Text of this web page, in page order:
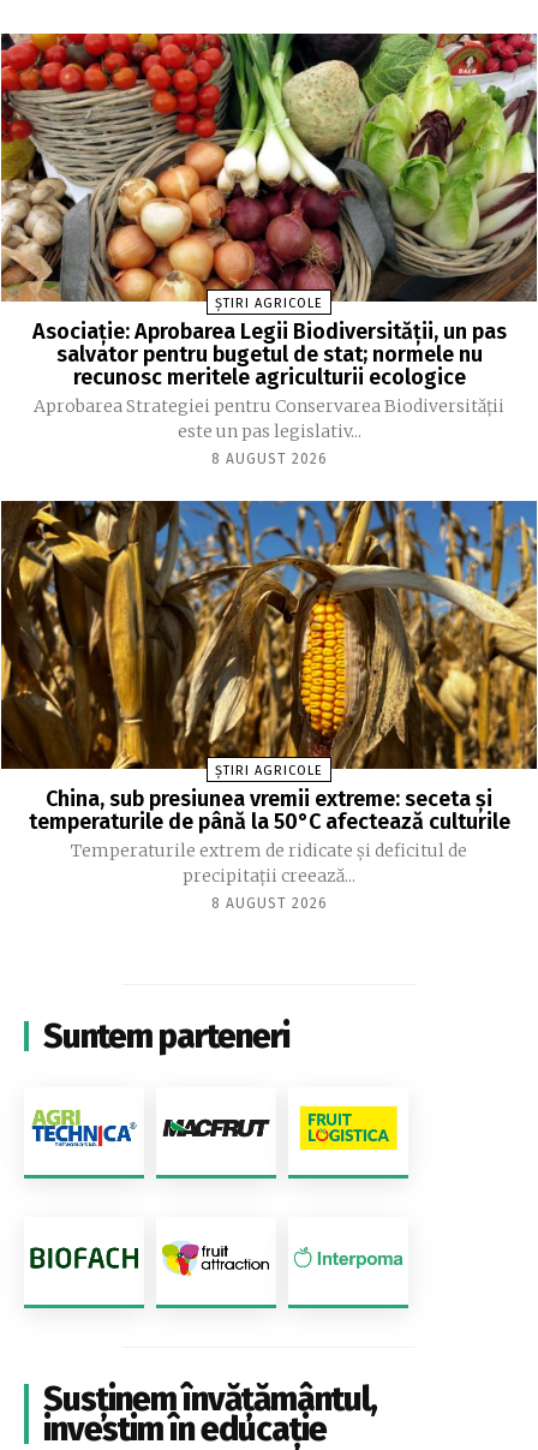
ȘTIRI AGRICOLE
Asociație: Aprobarea Legii Biodiversității, un pas
salvator pentru bugetul de stat; normele nu
recunosc meritele agriculturii ecologice
Aprobarea Strategiei pentru Conservarea Biodiversității
este un pas legislativ...
8 AUGUST 2026
ȘTIRI AGRICOLE
China, sub presiunea vremii extreme: seceta și
temperaturile de până la 50°C afectează culturile
Temperaturile extrem de ridicate și deficitul de
precipitații creează...
8 AUGUST 2026
Suntem parteneri
Susținem învățământul,
investim în educație